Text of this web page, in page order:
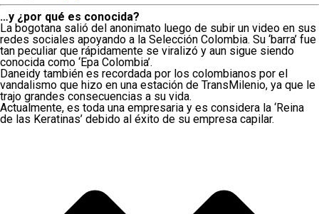
…y ¿por qué es conocida?
La bogotana salió del anonimato luego de subir un video en sus
redes sociales apoyando a la Selección Colombia. Su ‘barra’ fue
tan peculiar que rápidamente se viralizó y aun sigue siendo
conocida como ‘Epa Colombia’.
Daneidy también es recordada por los colombianos por el
vandalismo que hizo en una estación de TransMilenio, ya que le
trajo grandes consecuencias a su vida.
Actualmente, es toda una empresaria y es considera la ‘Reina
de las Keratinas’ debido al éxito de su empresa capilar.